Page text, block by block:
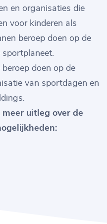
en organisaties die
voor kinderen als
beroep doen op de
doen op de
van sportdagen en
uitleg over de